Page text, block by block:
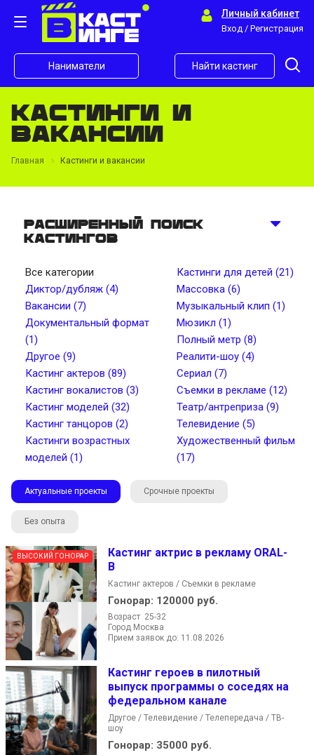
Личный кабинет
Вход / Регистрация
Наниматели Найти кастинг
Кастинги и
вакансии
Главная Кастинги и вакансии
Расширенный поиск
кастингов
Все категории
Диктор/дубляж (4)
Вакансии (7)
Документальный формат
(1)
Другое (9)
Кастинг актеров (89)
Кастинг вокалистов (3)
Кастинг моделей (32)
Кастинг танцоров (2)
Кастинги возрастных
моделей (1)
Кастинги для детей (21)
Массовка (6)
Музыкальный клип (1)
Мюзикл (1)
Полный метр (8)
Реалити-шоу (4)
Сериал (7)
Съемки в рекламе (12)
Театр/антреприза (9)
Телевидение (5)
Художественный фильм
(17)
Актуальные проекты Срочные проекты
Без опыта
ВЫСОКИЙ ГОНОРАР
Кастинг актрис в рекламу ORAL-
B
Кастинг актеров / Съемки в рекламе
Гонорар: 120000 руб.
Возраст 25-32
Город Москва
Прием заявок до: 11.08.2026
Кастинг героев в пилотный
выпуск программы о соседях на
федеральном канале
Другое / Телевидение / Телепередача / ТВ-
шоу
Гонорар: 35000 руб.